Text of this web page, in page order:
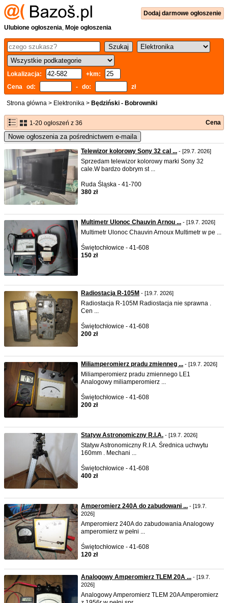
Dodaj darmowe ogłoszenie
Ulubione ogłoszenia, Moje ogłoszenia
Lokalizacja:
+km:
Cena od:
- do: zł
Strona główna > Elektronika > Będziński - Bobrowniki
1-20 ogłoszeń z 36 Cena
Nowe ogłoszenia za pośrednictwem e-maila
Telewizor kolorowy Sony 32 cal ... - [29.7. 2026]
Sprzedam telewizor kolorowy marki Sony 32
cale.W bardzo dobrym st ...
Ruda Śląska - 41-700
380 zł
Multimetr Ulonoc Chauvin Arnou ... - [19.7. 2026]
Multimetr Ulonoc Chauvin Arnoux Multimetr w pe ...
Świętochłowice - 41-608
150 zł
Radiostacja R-105M - [19.7. 2026]
Radiostacja R-105M Radiostacja nie sprawna .
Cen ...
Świętochłowice - 41-608
200 zł
Miliamperomierz pradu zmienneg ... - [19.7. 2026]
Miliamperomierz pradu zmiennego LE1
Analogowy miliamperomierz ...
Świętochłowice - 41-608
200 zł
Statyw Astronomiczny R.I.A. - [19.7. 2026]
Statyw Astronomiczny R.I.A. Średnica uchwytu
160mm . Mechani ...
Świętochłowice - 41-608
400 zł
Amperomierz 240A do zabudowani ... - [19.7.
2026]
Amperomierz 240A do zabudowania Analogowy
amperomierz w pełni ...
Świętochłowice - 41-608
120 zł
Analogowy Amperomierz TLEM 20A ... - [19.7.
2026]
Analogowy Amperomierz TLEM 20A Amperomierz